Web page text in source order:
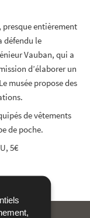
entièrement
défendu le
Vauban, qui a
d’élaborer un
musée propose des
de vêtements
de poche.
5€